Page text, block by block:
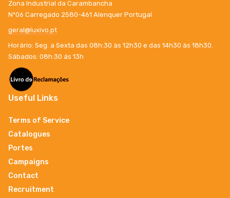
Zona Industrial da Carambancha
Nº06 Carregado 2580-461 Alenquer Portugal
geral@luxivo.pt
Horário: Seg. a Sexta das 08h:30 às 12h30 e das 14h30 às 18h30.
Sábados: 08h:30 ás 13h
Useful Links
Terms of Service
Catalogues
Portes
Campaigns
Contact
Recruitment